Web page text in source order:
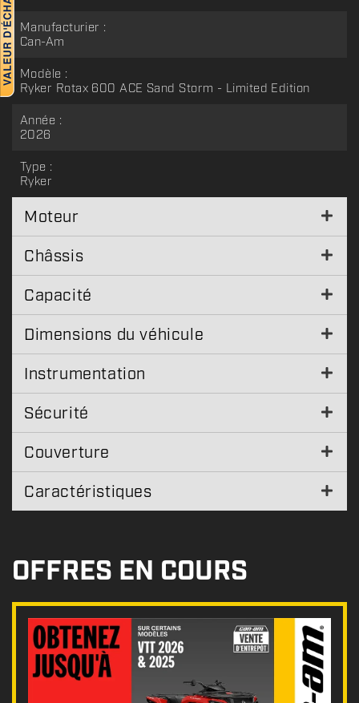
Manufacturier :
Can-Am
Modèle :
Ryker Rotax 600 ACE Sand Storm - Limited Edition
Année :
2026
Type :
Ryker
Moteur
Châssis
Capacité
Dimensions du véhicule
Instrumentation
Sécurité
Couverture
Caractéristiques
OFFRES EN COURS